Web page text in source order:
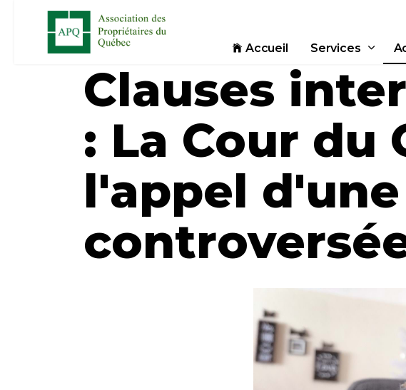
Accueil Services
Clauses
: La Cour du
l'appel